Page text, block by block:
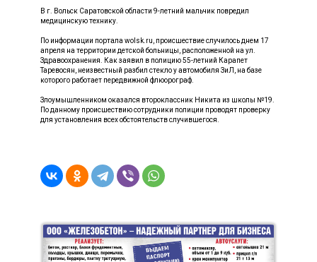
В г. Вольск Саратовской области 9-летний мальчик повредил
медицинскую технику.
По информации портала wolsk.ru, происшествие случилось днем 17
апреля на территории детской больницы, расположенной на ул.
Здравоохранения. Как заявил в полицию 55-летний Карапет
Таревосян, неизвестный разбил стекло у автомобиля ЗиЛ, на базе
которого работает передвижной флюорограф.
Злоумышленником оказался второклассник Никита из школы №19.
По данному происшествию сотрудники полиции проводят проверку
для установления всех обстоятельств случившегося.